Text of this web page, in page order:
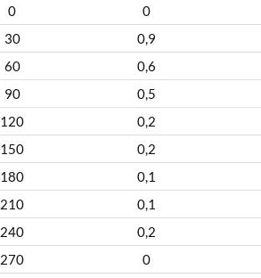
0
0
30
0,9
60
0,6
90
0,5
120
0,2
150
0,2
180
0,1
210
0,1
240
0,2
270
0